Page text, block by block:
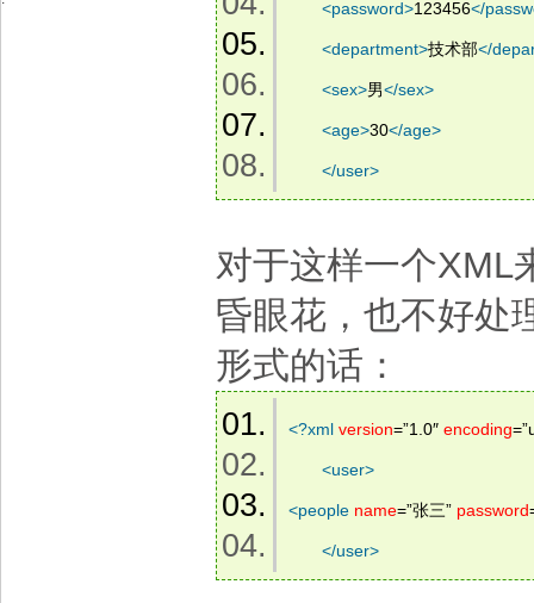
<password>123456</
<department>技术部</
<sex>男</sex>
<age>30</age>
</user>
对于这样一个XML
昏眼花，也不好处
形式的话：
<?xml version=”1.0″ encoding
<user>
<people name=”张三” password
</user>